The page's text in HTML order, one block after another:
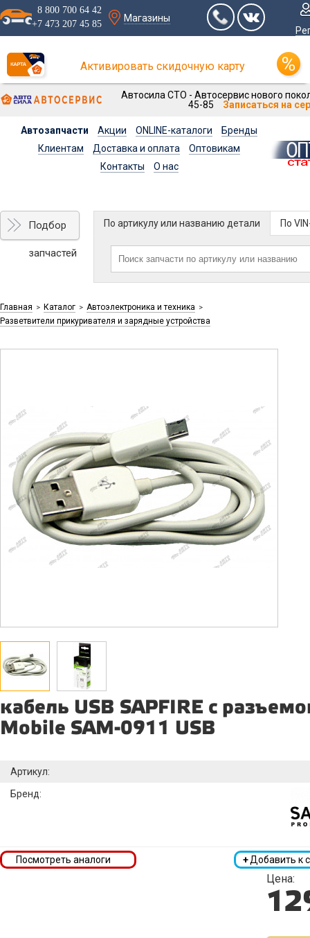
8 800 700 64 42
+7 473 207 45 85
Магазины
Активировать скидочную карту
Автосила СТО - Автосервис нового
45-85
Записаться на
Автозапчасти Акции ONLINE-каталоги
Бренды
Клиентам
Доставка и оплата
Оптовикам
Контакты
О нас
Подбор
запчастей
По артикулу или названию детали По
Главная > Каталог > Автоэлектроника и техника >
Разветвители прикуривателя и зарядные устройства
кабель USB SAPFIRE с
Mobile SAM-0911 USB
Артикул:
Бренд:
+Добавить к
Посмотреть аналоги
Цена: